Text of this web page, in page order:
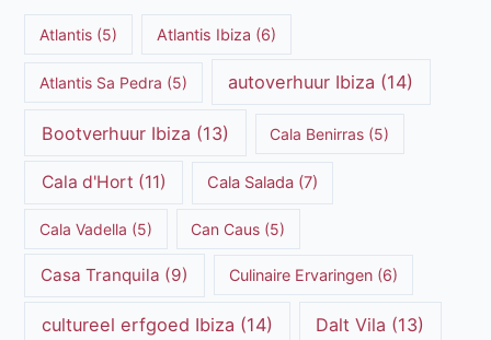
Atlantis (5) Atlantis Ibiza (6)
Atlantis Sa Pedra (5) autoverhuur Ibiza (14)
Bootverhuur Ibiza (13) Cala Benirras (5)
Cala d'Hort (11) Cala Salada(7)
Cala Vadella (5) Can Caus (5)
Casa Tranquila (9) Culinaire Ervaringen(6)
cultureel erfgoed Ibiza (14) Dalt Vila (13)